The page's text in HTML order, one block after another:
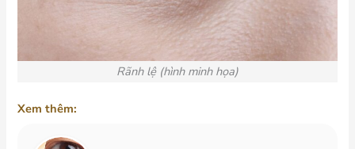
Rãnh lệ (hình minh họa)
Xem thêm: